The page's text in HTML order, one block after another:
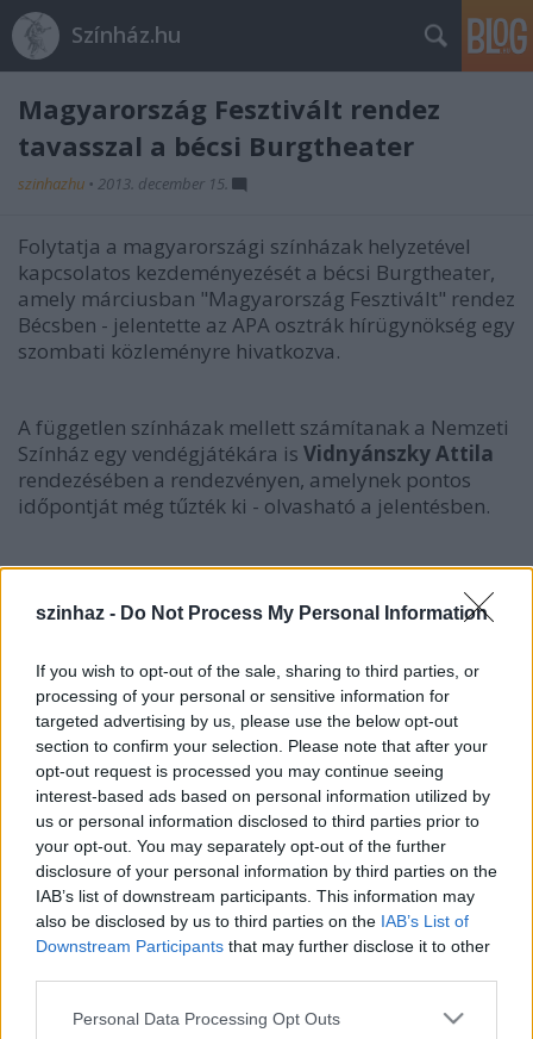
szinhaz - Do Not Process My Personal Information
If you wish to opt-out of the sale, sharing to third parties, or
processing of your personal or sensitive information for
targeted advertising by us, please use the below opt-out
section to confirm your selection. Please note that after your
opt-out request is processed you may continue seeing
interest-based ads based on personal information utilized by
us or personal information disclosed to third parties prior to
your opt-out. You may separately opt-out of the further
disclosure of your personal information by third parties on the
IAB’s list of downstream participants. This information may
also be disclosed by us to third parties on the IAB’s List of
Downstream Participants that may further disclose it to other
Please note that this website/app uses one or more Google
Personal Data Processing Opt Outs
Színház.hu
Magyarország Fesztivált rendez
tavasszal a bécsi Burgtheater
szinhazhu • 2013. december 15.
Folytatja a magyarországi színházak helyzetével
kapcsolatos kezdeményezését a bécsi Burgtheater,
amely márciusban "Magyarország Fesztivált" rendez
Bécsben - jelentette az APA osztrák hírügynökség egy
szombati közleményre hivatkozva.
A független színházak mellett számítanak a Nemzeti
Színház egy vendégjátékára is Vidnyánszky Attila
rendezésében a rendezvényen, amelynek pontos
időpontját még tűzték ki - olvasható a jelentésben.
Matthias HartmannBurgtheater-igazgató és
Andreas Erdmanndramaturg által életre hívott
fesztivál keretében vitarendezvényt is tartanak "a